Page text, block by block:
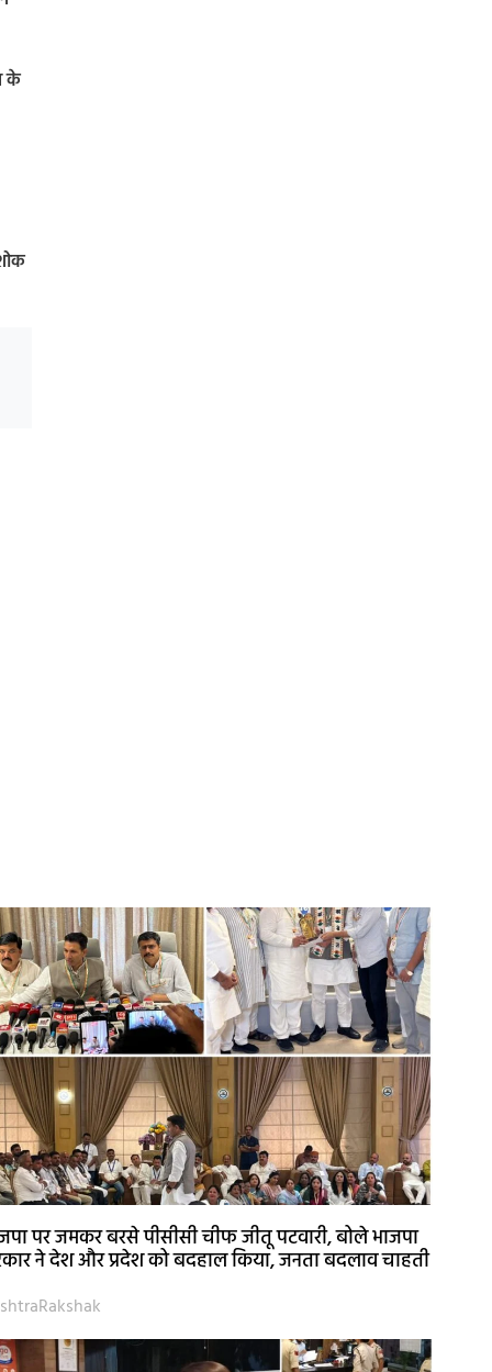
के
पर जमकर बरसे पीसीसी चीफ जीतू पटवारी, बोले भाजपा
ने देश और प्रदेश को बदहाल किया, जनता बदलाव चाहती